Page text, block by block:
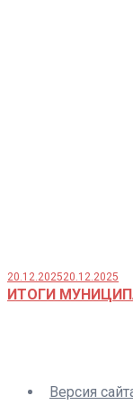
20.12.202520.12.2025
ИТОГИ
Версия